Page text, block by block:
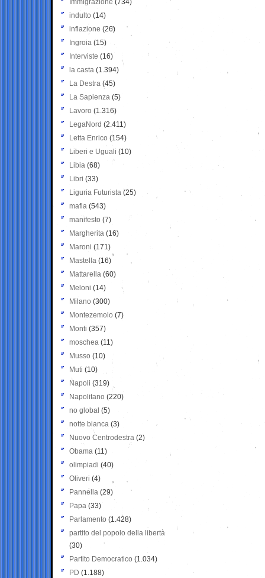
Immigrazione (734)
indulto (14)
inflazione (26)
Ingroia (15)
Interviste (16)
la casta (1.394)
La Destra (45)
La Sapienza (5)
Lavoro (1.316)
LegaNord (2.411)
Letta Enrico (154)
Liberi e Uguali (10)
Libia (68)
Libri (33)
Liguria Futurista (25)
mafia (543)
manifesto (7)
Margherita (16)
Maroni (171)
Mastella (16)
Mattarella (60)
Meloni (14)
Milano (300)
Montezemolo (7)
Monti (357)
moschea (11)
Musso (10)
Muti (10)
Napoli (319)
Napolitano (220)
no global (5)
notte bianca (3)
Nuovo Centrodestra (2)
Obama (11)
olimpiadi (40)
Oliveri (4)
Pannella (29)
Papa (33)
Parlamento (1.428)
partito del popolo della libertà
(30)
Partito Democratico (1.034)
PD (1.188)